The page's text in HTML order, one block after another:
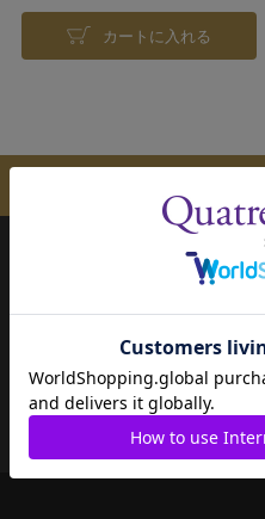
カートに入れる
決済について
キャンセル・返品・交換